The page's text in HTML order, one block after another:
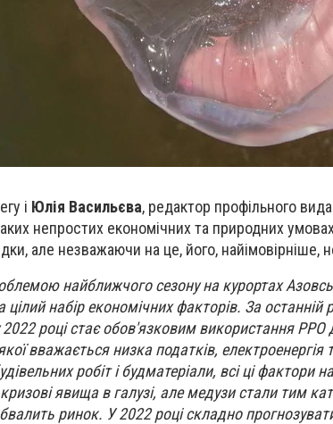
і Юлія Васильєва, редактор профільного
непростих економічних та природних
але незважаючи на це, його, найімовірніше,
найближчого сезону на курортах
набір економічних факторів. За останній
2022 році стає обов'язковим використання
вважається низка податків,
робіт і будматеріали, всі ці фактори
явища в галузі, але медузи стали тим
ринок. У 2022 році складно